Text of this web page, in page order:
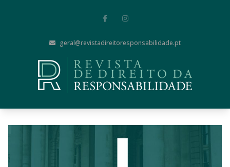
geral@revistadireitoresponsabilidade.pt